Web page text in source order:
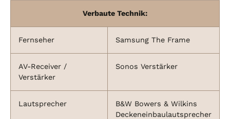
Verbaute Technik:
Fernseher Samsung The Frame
AV-Receiver /
Verstärker
Sonos Verstärker
Lautsprecher
B&W Bowers & Wilkins
Deckeneinbaulautsprecher